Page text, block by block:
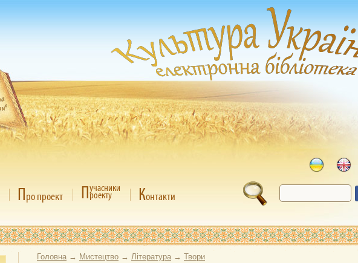
Про проект Пучасники
роекту Контакти
Головна → Мистецтво → Література → Твори